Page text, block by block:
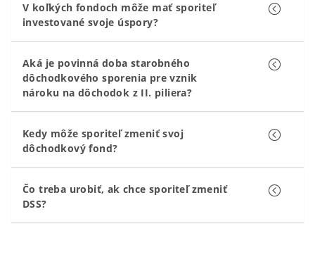
V koľkých fondoch môže mať sporiteľ
investované svoje úspory?
Aká je povinná doba starobného
dôchodkového sporenia pre vznik
nároku na dôchodok z II. piliera?
Kedy môže sporiteľ zmeniť svoj
dôchodkový fond?
Čo treba urobiť, ak chce sporiteľ zmeniť
DSS?